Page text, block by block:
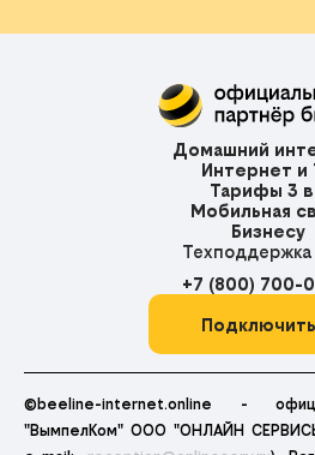
Домашний
Интернет и
Тарифы 3 в
Мобильная
Бизнесу
Техподдержка
+7 (800) 700-
©beeline-internet.online -
"ВымпелКом" ООО "ОНЛАЙН